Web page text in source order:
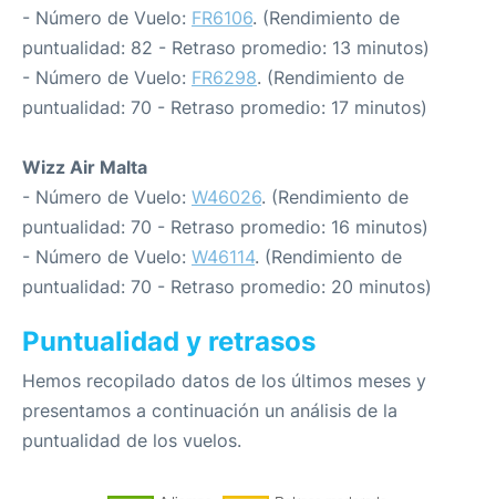
- Número de Vuelo: FR6106. (Rendimiento de
puntualidad: 82 - Retraso promedio: 13 minutos)
- Número de Vuelo: FR6298. (Rendimiento de
puntualidad: 70 - Retraso promedio: 17 minutos)
Wizz Air Malta
- Número de Vuelo: W46026. (Rendimiento de
puntualidad: 70 - Retraso promedio: 16 minutos)
- Número de Vuelo: W46114. (Rendimiento de
puntualidad: 70 - Retraso promedio: 20 minutos)
Puntualidad y retrasos
Hemos recopilado datos de los últimos meses y
presentamos a continuación un análisis de la
puntualidad de los vuelos.